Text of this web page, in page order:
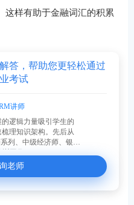
这样有助于金融词汇的积累
答，帮助您更轻松通过
考试
讲师
逻辑力量吸引学生的
理知识架构。先后从
列、中级经济师、银行
工作。
老师